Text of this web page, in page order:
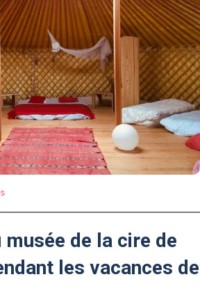
musée de la cire de
les vacances de